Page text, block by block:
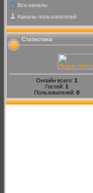
Все каналы
Каналы пользователей
Статистика
Онлайн всего: 1
Гостей: 1
Пользователей: 0